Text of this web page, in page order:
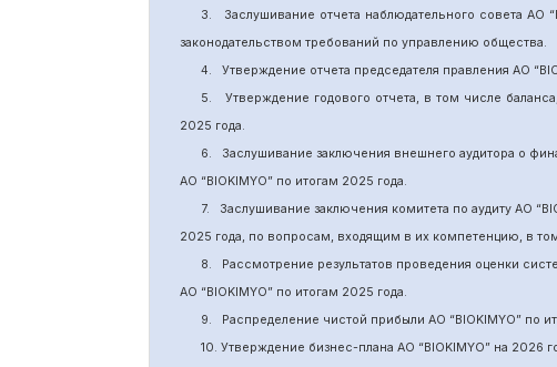
3.
Заслушивание отчета наблюдательного совета АО
законодательством требований по управлению общества.
4.
Утверждение отчета председателя правления АО
5.
Утверждение годового отчета, в том числе
2025 года.
6.
Заслушивание заключения внешнего аудитора о
АО “BIOKIMYO”по итогам 2025 года.
7.
Заслушивание заключения комитета по аудитуАО
2025 года, по вопросам, входящим в их компетенцию, в
8.
Рассмотрение результатов проведения оценки
АО “BIOKIMYO”по итогам 2025 года.
9.
Распределение чистой прибыли АО “BIOKIMYO”по
10. Утверждение бизнес-плана АО “BIOKIMYO”на 2026